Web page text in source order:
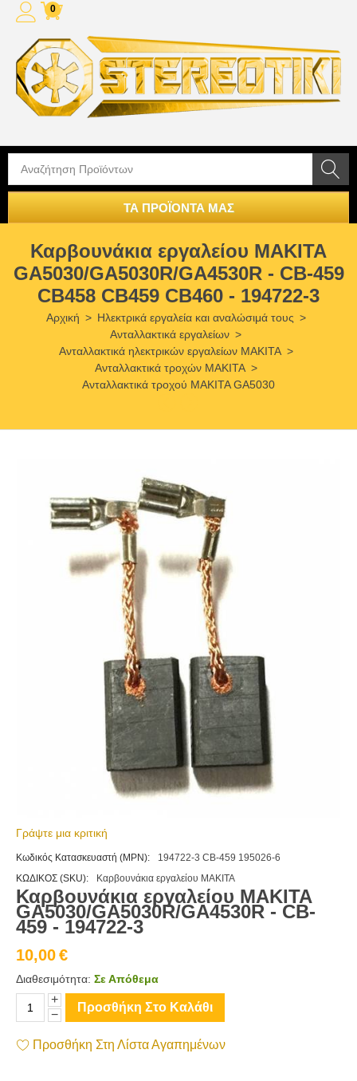
0
ΤΑ ΠΡΟΪΟΝΤΑ ΜΑΣ
Καρβουνάκια εργαλείου MAKITA
GA5030/GA5030R/GA4530R - CB-459
CB458 CB459 CB460 - 194722-3
Αρχική > Ηλεκτρικά εργαλεία και αναλώσιμά τους >
Ανταλλακτικά εργαλείων >
Ανταλλακτικά ηλεκτρικών εργαλείων MAKITA >
Ανταλλακτικά τροχών MAKITA >
Ανταλλακτικά τροχού MAKITA GA5030
Γράψτε μια κριτική
Κωδικός Κατασκευαστή (MPN):
194722-3 CB-459 195026-6
ΚΩΔΙΚΟΣ (SKU):
Καρβουνάκια εργαλείου MAKITA
Καρβουνάκια εργαλείου MAKITA
GA5030/GA5030R/GA4530R - CB-
459 - 194722-3
10,00€
Διαθεσιμότητα: Σε Απόθεμα
+
−
Προσθήκη Στο Καλάθι
Προσθήκη Στη Λίστα Αγαπημένων